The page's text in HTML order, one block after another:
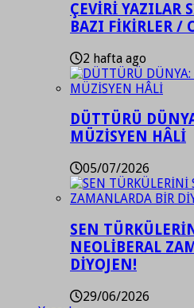
ÇEVİRİ YAZILAR
BAZI FİKİRLER /
2 hafta ago
DÜTTÜRÜ
MÜZİSYEN HÂLİ
05/07/2026
SEN
NEOLİBERAL
DİYOJEN!
29/06/2026